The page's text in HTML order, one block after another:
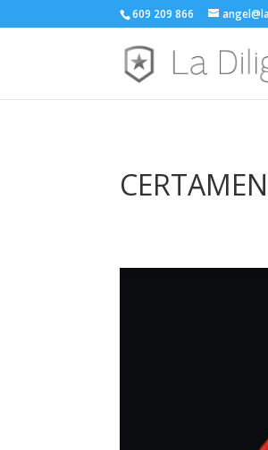
609 209 866